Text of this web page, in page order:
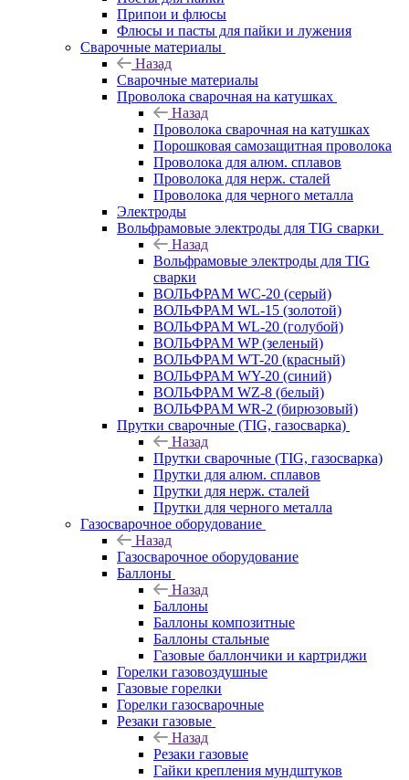
Припои и флюсы
Флюсы и пасты для пайки и лужения
Сварочные материалы
Назад
Сварочные материалы
Проволока сварочная на катушках
Назад
Проволока сварочная на катушках
Порошковая самозащитная проволока
Проволока для алюм. сплавов
Проволока для нерж. сталей
Проволока для черного металла
Электроды
Вольфрамовые электроды для TIG сварки
Назад
Вольфрамовые электроды для TIG
сварки
ВОЛЬФРАМ WC-20 (серый)
ВОЛЬФРАМ WL-15 (золотой)
ВОЛЬФРАМ WL-20 (голубой)
ВОЛЬФРАМ WP (зеленый)
ВОЛЬФРАМ WT-20 (красный)
ВОЛЬФРАМ WY-20 (синий)
ВОЛЬФРАМ WZ-8 (белый)
ВОЛЬФРАМ WR-2 (бирюзовый)
Прутки сварочные (TIG, газосварка)
Назад
Прутки сварочные (TIG, газосварка)
Прутки для алюм. сплавов
Прутки для нерж. сталей
Прутки для черного металла
Газосварочное оборудование
Назад
Газосварочное оборудование
Баллоны
Назад
Баллоны
Баллоны композитные
Баллоны стальные
Газовые баллончики и картриджи
Горелки газовоздушные
Газовые горелки
Горелки газосварочные
Резаки газовые
Назад
Резаки газовые
Гайки крепления мундштуков